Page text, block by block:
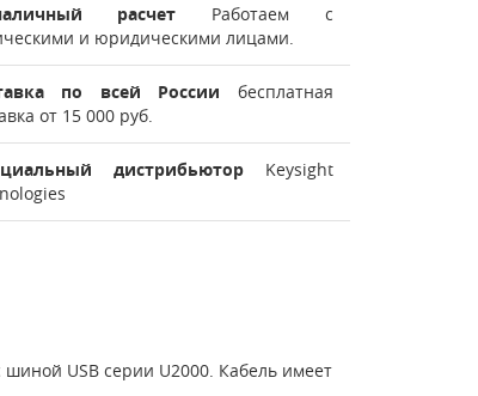
расчет Работаем с
и юридическими лицами.
по всей России бесплатная
от 15 000 руб.
дистрибьюторKeysight
USB серии U2000. Кабель имеет